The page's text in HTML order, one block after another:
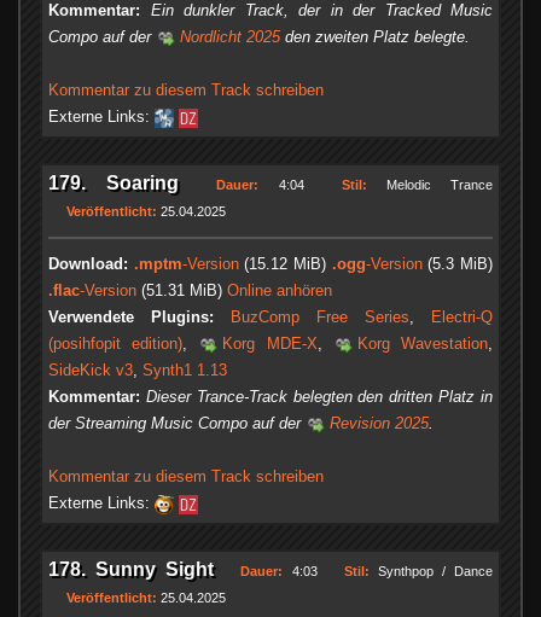
Kommentar:
Ein dunkler Track, der in der Tracked Music
Compo auf der
Nordlicht 2025den zweiten Platz belegte.
Kommentar zu diesem Track schreiben
Externe Links:
179. Soaring Dauer: 4:04 Stil: Melodic Trance
Veröffentlicht: 25.04.2025
Download: .mptm-Version(15.12 MiB) .ogg-Version(5.3 MiB)
.flac-Version (51.31 MiB) Online anhören
Verwendete Plugins:
BuzComp Free Series,
Electri-Q
(posihfopit edition), Korg MDE-X, Korg Wavestation,
SideKick v3, Synth1 1.13
Kommentar: Dieser Trance-Track belegten den dritten Platz in
der Streaming Music Compo auf der
Revision 2025.
Kommentar zu diesem Track schreiben
Externe Links:
178. Sunny Sight Dauer: 4:03 Stil: Synthpop / Dance
Veröffentlicht: 25.04.2025